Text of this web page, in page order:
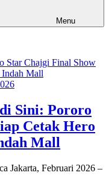
Menu
Sini: Pororo
Cetak Hero
Mall
Jakarta, Februari 2026 –